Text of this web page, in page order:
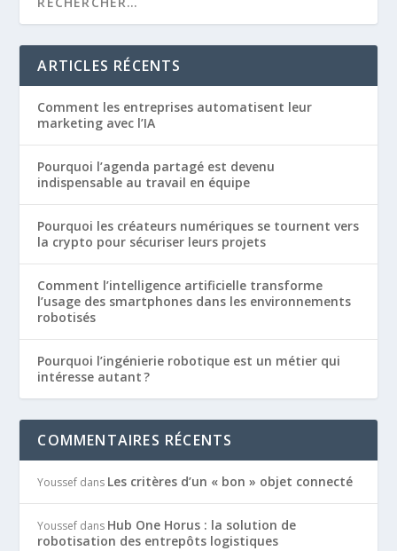
ARTICLES RÉCENTS
Comment les entreprises automatisent leur
marketing avec l’IA
Pourquoi l’agenda partagé est devenu
indispensable au travail en équipe
Pourquoi les créateurs numériques se tournent vers
la crypto pour sécuriser leurs projets
Comment l’intelligence artificielle transforme
l’usage des smartphones dans les environnements
robotisés
Pourquoi l’ingénierie robotique est un métier qui
intéresse autant ?
COMMENTAIRES RÉCENTS
Youssef dans Les critères d’un « bon » objet connecté
Youssef dans Hub One Horus : la solution de
robotisation des entrepôts logistiques